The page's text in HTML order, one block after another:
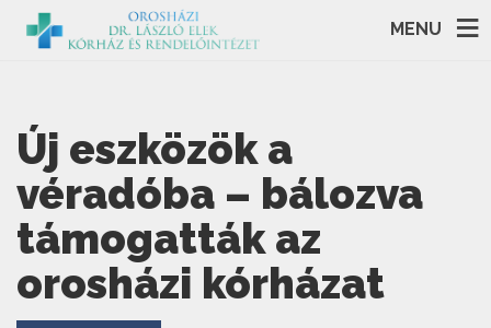
MENU
Új eszközök a
véradóba – bálozva
támogatták az
orosházi kórházat